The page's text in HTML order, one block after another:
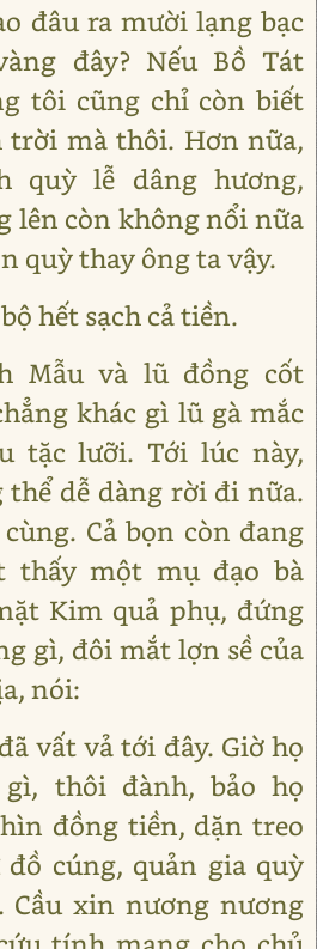
đâu ra mười lạng bạc
đây? Nếu Bồ Tát
tôi cũng chỉ còn biết
trời mà thôi. Hơn nữa,
quỳ lễ dâng hương,
lên còn không nổi nữa
quỳ thay ông ta vậy.
hết sạch cả tiền.
Mẫu và lũ đồng cốt
khác gì lũ gà mắc
tặc lưỡi. Tới lúc này,
dễ dàng rời đi nữa.
Cả bọn còn đang
thấy một mụ đạo bà
Kim quả phụ, đứng
gì, đôi mắt lợn sề của
nói:
vất vả tới đây. Giờ họ
thôi đành, bảo họ
đồng tiền, dặn treo
cúng, quản gia quỳ
Cầu xin nương nương